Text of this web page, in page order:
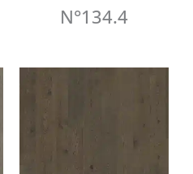
N°134.4